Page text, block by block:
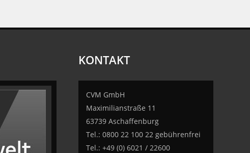
KONTAKT
CVM GmbH
Maximilianstraße 11
63739 Aschaffenburg
Tel.: 0800 22 100 22 gebührenfrei
Tel.: +49 (0) 6021 / 22600